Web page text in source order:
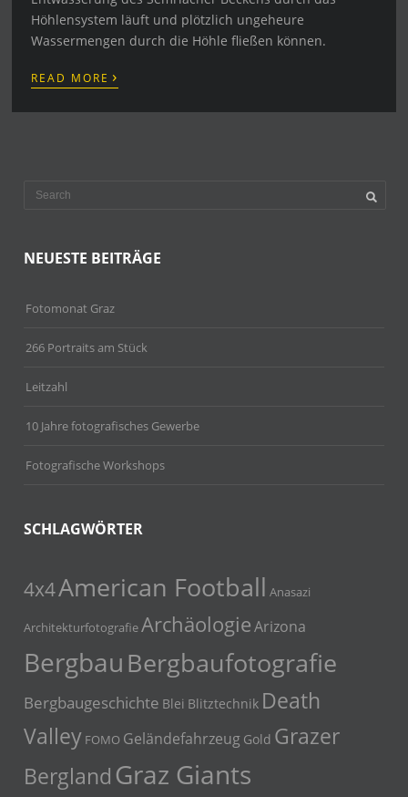
Höhlensystem läuft und plötzlich ungeheure
Wassermengen durch die Höhle fließen können.
READ MORE ›
NEUESTE BEITRÄGE
Fotomonat Graz
266 Portraits am Stück
Leitzahl
10 Jahre fotografisches Gewerbe
Fotografische Workshops
SCHLAGWÖRTER
4x4American Football Anasazi
ArchitekturfotografieArchäologieArizona
BergbauBergbaufotografie
Bergbaugeschichte Blei Blitztechnik Death
Valley FOMO Geländefahrzeug Gold Grazer
Bergland Graz Giants